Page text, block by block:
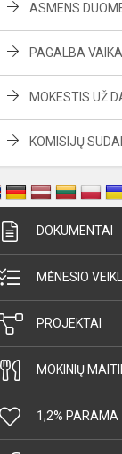
ASMENS
PAGALBA
MOKESTIS UŽ
KOMISIJŲ
DOKUMENTAI
MĖNESIO
PROJEKTAI
MOKINIŲ
1,2% PARAMA